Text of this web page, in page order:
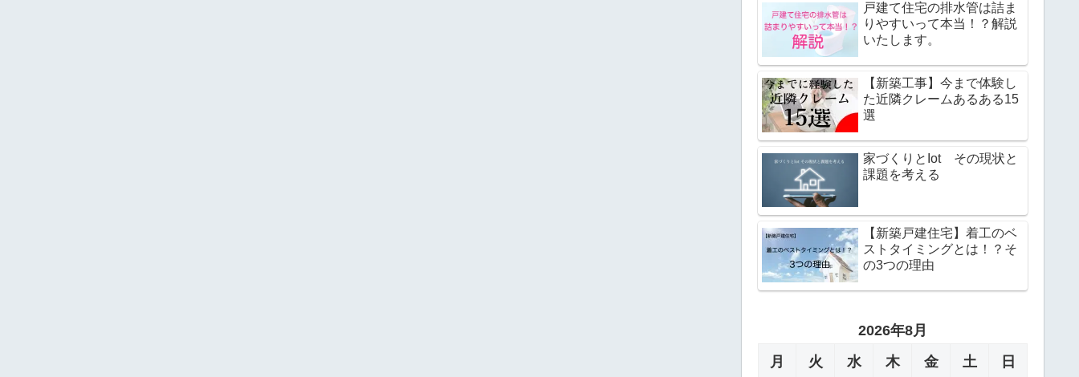
戸建て住宅の排水管は詰ま
りやすいって本当！？解説
いたします。
【新築工事】今まで体験し
た近隣クレームあるある15
選
家づくりとIot その現状と
課題を考える
【新築戸建住宅】着工のベ
ストタイミングとは！？そ
の3つの理由
2026年8月
月
火 水 木 金 土
日